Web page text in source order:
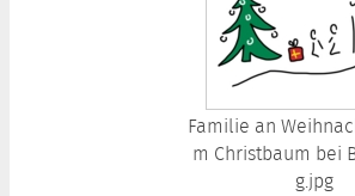
Familie an
m Christbaum bei
g.jpg